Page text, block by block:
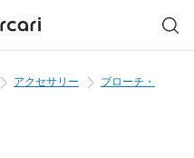
アクセサリー
ブローチ・